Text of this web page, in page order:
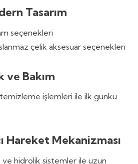
Tasarım
seçenekleri
çelik aksesuar seçenekleri
Bakım
işlemleri ile ilk günkü
Hareket Mekanizması
hidrolik sistemler ile uzun